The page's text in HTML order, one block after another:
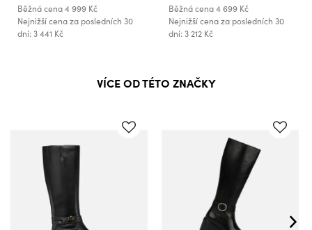
Běžná cena4 999 Kč
Nejnižší cena za posledních 30
dní: 3 441 Kč
Běžná cena4 699 Kč
Nejnižší cena za posledních 30
dní: 3 212 Kč
VÍCE OD TÉTO ZNAČKY